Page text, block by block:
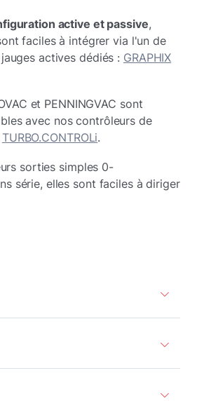
active et passive,
faciles à intégrer via l'un de
actives dédiés : GRAPHIX
et PENNINGVAC sont
avec nos contrôleurs de
TURBO.CONTROLi.
sorties simples 0-
série, elles sont faciles à diriger